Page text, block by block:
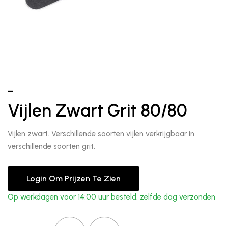
–
Vijlen Zwart Grit 80/80
Vijlen zwart. Verschillende soorten vijlen verkrijgbaar in
verschillende soorten grit.
Login Om Prijzen Te Zien
Op werkdagen voor 14:00 uur besteld, zelfde dag verzonden